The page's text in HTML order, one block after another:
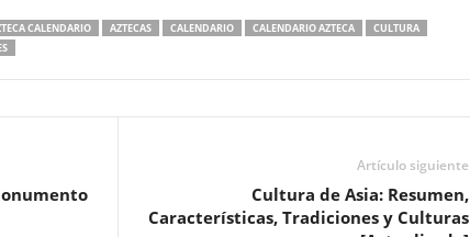
CALENDARIO AZTECAS CALENDARIO CALENDARIO AZTECA
CULTURA
Artículo siguiente
Cultura de Asia: Resumen,
Características, Tradiciones y Culturas